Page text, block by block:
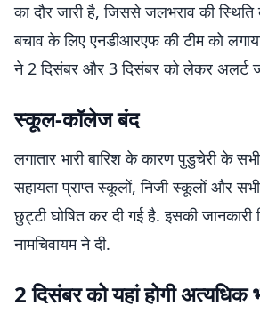
का दौर जारी है, जिससे जलभराव की
बचाव के लिए एनडीआरएफ की टीम को
ने 2 दिसंबर और 3 दिसंबर को लेकर अलर्ट
स्कूल-कॉलेज बंद
लगातार भारी बारिश के कारण पुडुचेरी के
सहायता प्राप्त स्कूलों, निजी स्कूलों और
छुट्टी घोषित कर दी गई है. इसकी जानकारी
नामचिवायम ने दी.
2 दिसंबर को यहां होगी अत्यधिक